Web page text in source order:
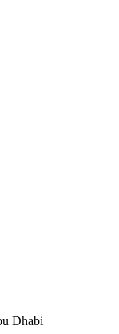
Dhabi